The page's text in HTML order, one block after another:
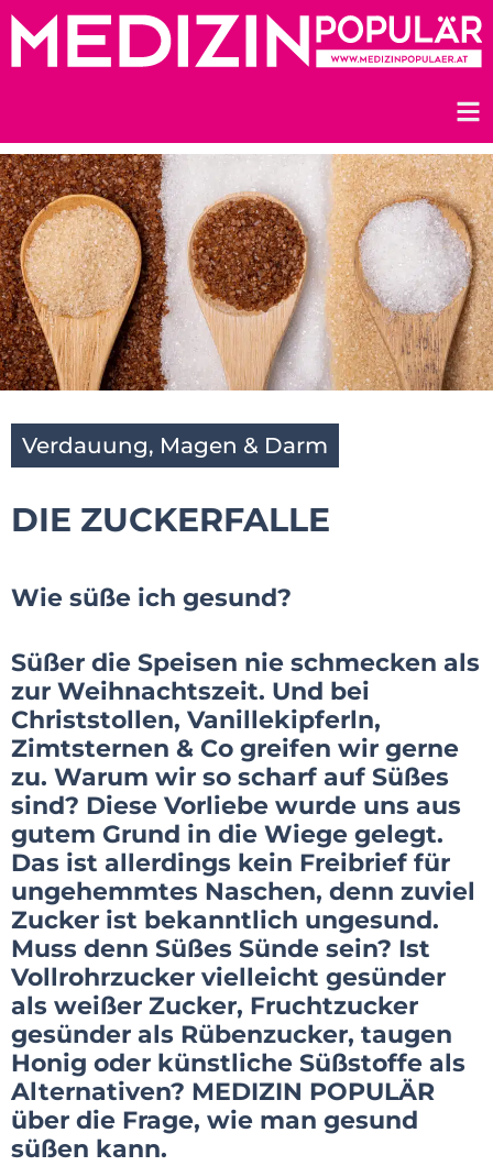
Zum
Inhalt
Verdauung, Magen & Darm
DIE ZUCKERFALLE
Wie süße ich gesund?
Süßer die Speisen nie schmecken als
zur Weihnachtszeit. Und bei
Christstollen, Vanillekipferln,
Zimtsternen & Co greifen wir gerne
zu. Warum wir so scharf auf Süßes
sind? Diese Vorliebe wurde uns aus
gutem Grund in die Wiege gelegt.
Das ist allerdings kein Freibrief für
ungehemmtes Naschen, denn zuviel
Zucker ist bekanntlich ungesund.
Muss denn Süßes Sünde sein? Ist
Vollrohrzucker vielleicht gesünder
als weißer Zucker, Fruchtzucker
gesünder als Rübenzucker, taugen
Honig oder künstliche Süßstoffe als
Alternativen? MEDIZIN POPULÄR
über die Frage, wie man gesund
süßen kann.